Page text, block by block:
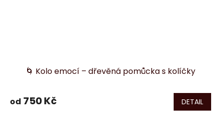
🌀 Kolo emocí – dřevěná pomůcka s kolíčky
od 750 Kč DETAIL